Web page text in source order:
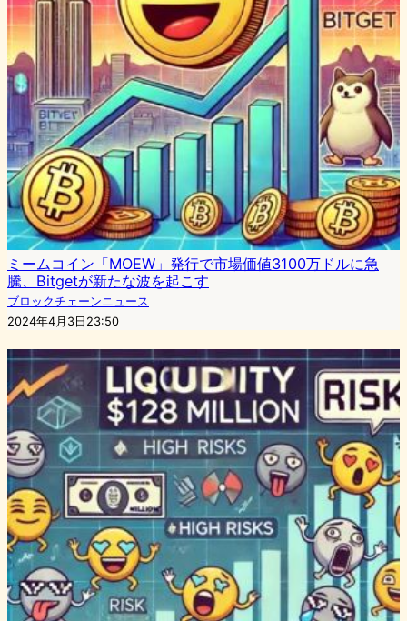
ミームコイン「MOEW」発行で市場価値3100万ドルに急
騰、Bitgetが新たな波を起こす
ブロックチェーンニュース
2024年4月3日23:50